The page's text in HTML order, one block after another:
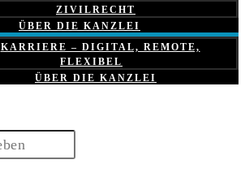
ZIVILRECHT
ÜBER DIE KANZLEI
KARRIERE – DIGITAL, REMOTE,
FLEXIBEL
ÜBER DIE KANZLEI